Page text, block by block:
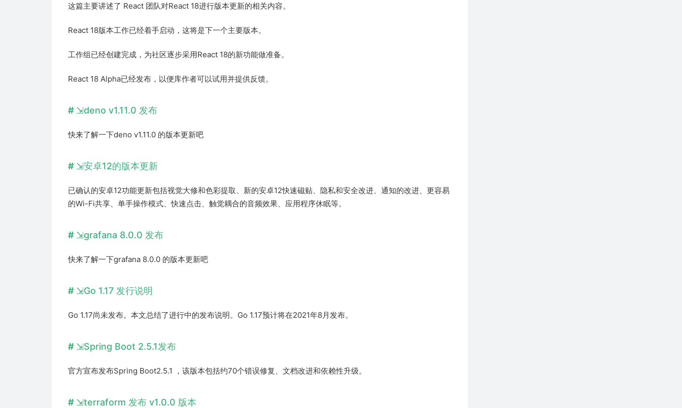
这篇主要讲述了 React 团队对React 18进行版本更新的相关内容。
React 18版本工作已经着手启动，这将是下一个主要版本。
工作组已经创建完成，为社区逐步采用React 18的新功能做准备。
React 18 Alpha已经发布，以便库作者可以试用并提供反馈。
deno v1.11.0 发布
快来了解一下deno v1.11.0 的版本更新吧
安卓12的版本更新
已确认的安卓12功能更新包括视觉大修和色彩提取、新的安卓12快速磁贴、隐私和安全改进、通知的改进、更容易
的Wi-Fi共享、单手操作模式、快速点击、触觉耦合的音频效果、应用程序休眠等。
grafana 8.0.0 发布
快来了解一下grafana 8.0.0 的版本更新吧
Go 1.17 发行说明
Go 1.17尚未发布。本文总结了进行中的发布说明。Go 1.17预计将在2021年8月发布。
Spring Boot 2.5.1发布
官方宣布发布Spring Boot2.5.1 ，该版本包括约70个错误修复、文档改进和依赖性升级。
terraform 发布 v1.0.0 版本